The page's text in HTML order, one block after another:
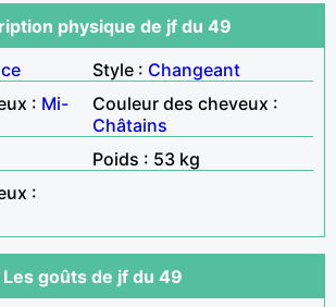
physique de jf du 49
Style : Changeant
: Mi-
Couleur des cheveux :
Châtains
Poids : 53 kg
:
Les goûts de jf du 49